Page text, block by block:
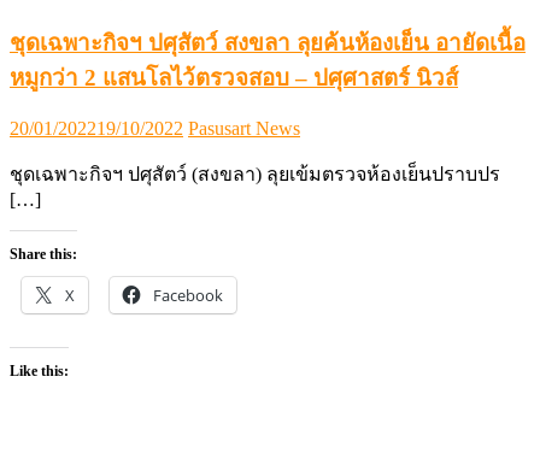
ชุดเฉพาะกิจฯ ปศุสัตว์ สงขลา ลุยค้นห้องเย็น อายัดเนื้อ
หมูกว่า 2 แสนโลไว้ตรวจสอบ – ปศุศาสตร์ นิวส์
Posted
20/01/202219/10/2022 Author
Pasusart News
ชุดเฉพาะกิจฯ ปศุสัตว์ (สงขลา) ลุยเข้มตรวจห้องเย็นปราบปร
[…]
Share this:
X Facebook
Like this: